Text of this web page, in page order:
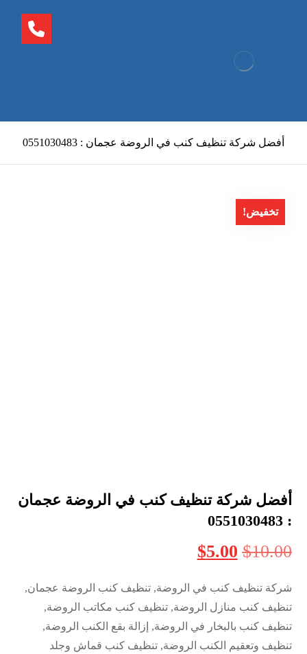
أفضل شركة تنظيف كنب في الروضة عجمان : 0551030483
تخفيض!
أفضل شركة تنظيف كنب في الروضة عجمان
: 0551030483
$10.00
$5.00
شركة تنظيف كنب في الروضة, تنظيف كنب الروضة عجمان,
تنظيف كنب منازل الروضة, تنظيف كنب مكاتب الروضة,
تنظيف كنب بالبخار في الروضة, إزالة بقع الكنب الروضة,
تنظيف وتعقيم الكنب الروضة, تنظيف كنب قماش وجلد